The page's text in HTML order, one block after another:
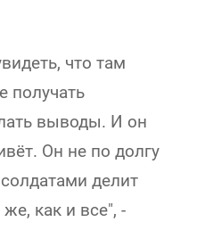
что там
получать
выводы. И он
Он не по долгу
делит
как и все", -